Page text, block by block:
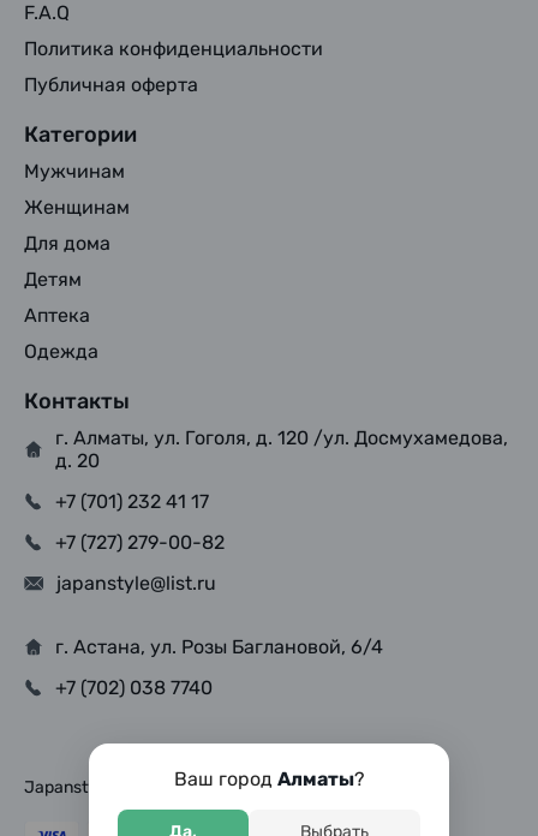
Ваш город Алматы?
Да, Выбрать
F.A.Q
Политика конфиденциальности
Публичная оферта
Категории
Мужчинам
Женщинам
Для дома
Детям
Аптека
Одежда
Контакты
г. Алматы, ул. Гоголя, д. 120 /ул. Досмухамедова,
д. 20
+7 (701) 232 41 17
+7 (727) 279-00-82
japanstyle@list.ru
г. Астана, ул. Розы Баглановой, 6/4
+7 (702) 038 7740
Japanstyle © Copyright 2025, Все права защищены